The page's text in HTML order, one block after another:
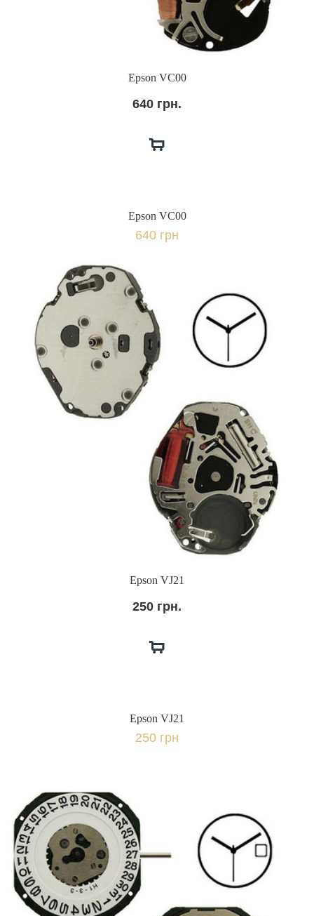
Epson VC00
640 грн.
Epson VC00
640 грн
Epson VJ21
250 грн.
Epson VJ21
250 грн